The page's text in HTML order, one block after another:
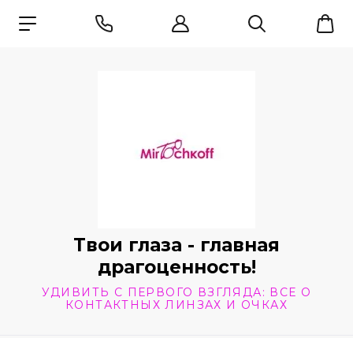
Твои глаза - главная
драгоценность!
УДИВИТЬ С ПЕРВОГО ВЗГЛЯДА: ВСЕ О
КОНТАКТНЫХ ЛИНЗАХ И ОЧКАХ